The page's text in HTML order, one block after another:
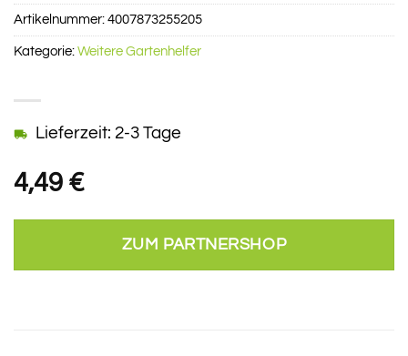
4,49 €
Lieferzeit: 2-3 Tage
ZUM PARTNERSHOP
Artikelnummer: 4007873255205
Kategorie: Weitere Gartenhelfer